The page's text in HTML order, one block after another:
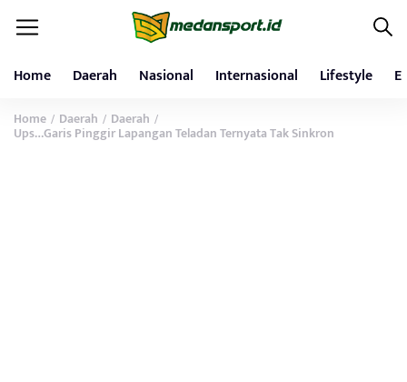
Home Daerah Nasional Internasional Lifestyle
Home / Daerah / Daerah /
Ups…Garis Pinggir Lapangan Teladan Ternyata Tak Sinkron